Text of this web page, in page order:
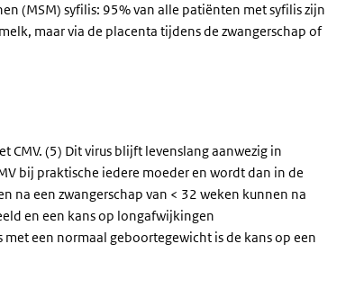
(MSM) syfilis: 95% van alle patiënten met syfilis zijn
maar via de placenta tijdens de zwangerschap of
CMV. (5) Dit virus blijft levenslang aanwezig in
bij praktische iedere moeder en wordt dan in de
na een zwangerschap van < 32 weken kunnen na
en een kans op longafwijkingen
een normaal geboortegewicht is de kans op een